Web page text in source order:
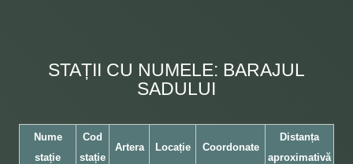
STAȚII CU NUMELE: BARAJUL
SADULUI
Nume
stație
Cod
stație
Artera Locație Coordonate
Distanța
aproximativă